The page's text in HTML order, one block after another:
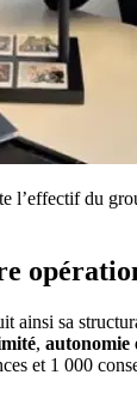
du
sa
, autonomie
et 1 000